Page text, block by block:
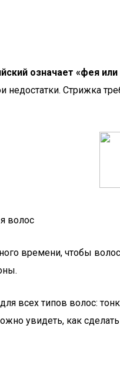
означает «фея
Стрижка
волос
времени, чтобы
всех типов волос:
увидеть, как сделать